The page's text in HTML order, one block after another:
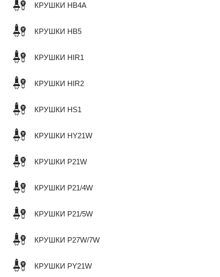
КРУШКИ HB4A
КРУШКИ HB5
КРУШКИ HIR1
КРУШКИ HIR2
КРУШКИ HS1
КРУШКИ HY21W
КРУШКИ P21W
КРУШКИ P21/4W
КРУШКИ P21/5W
КРУШКИ P27W/7W
КРУШКИ PY21W